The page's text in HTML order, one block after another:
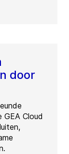
door
GEA Cloud